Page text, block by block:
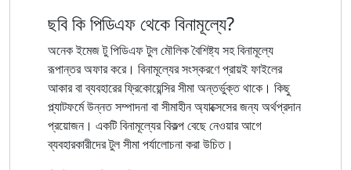
ছবি কি পিডিএফ থেকে বিনামূল্যে?
অনেক ইমেজ টু পিডিএফ টুল মৌলিক বৈশিষ্ট্য সহ বিনামূল্যে
রূপান্তর অফার করে। বিনামূল্যের সংস্করণে প্রায়ই ফাইলের
আকার বা ব্যবহারের ফ্রিকোয়েন্সির সীমা অন্তর্ভুক্ত থাকে। কিছু
প্ল্যাটফর্মে উন্নত সম্পাদনা বা সীমাহীন অ্যাক্সেসের জন্য অর্থপ্রদান
প্রয়োজন। একটি বিনামূল্যের বিকল্প বেছে নেওয়ার আগে
ব্যবহারকারীদের টুল সীমা পর্যালোচনা করা উচিত।